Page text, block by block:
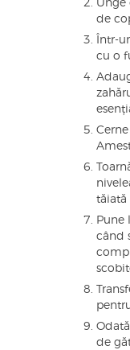
Unge
de
Într-
cu o
tăiată
Pune
când
de